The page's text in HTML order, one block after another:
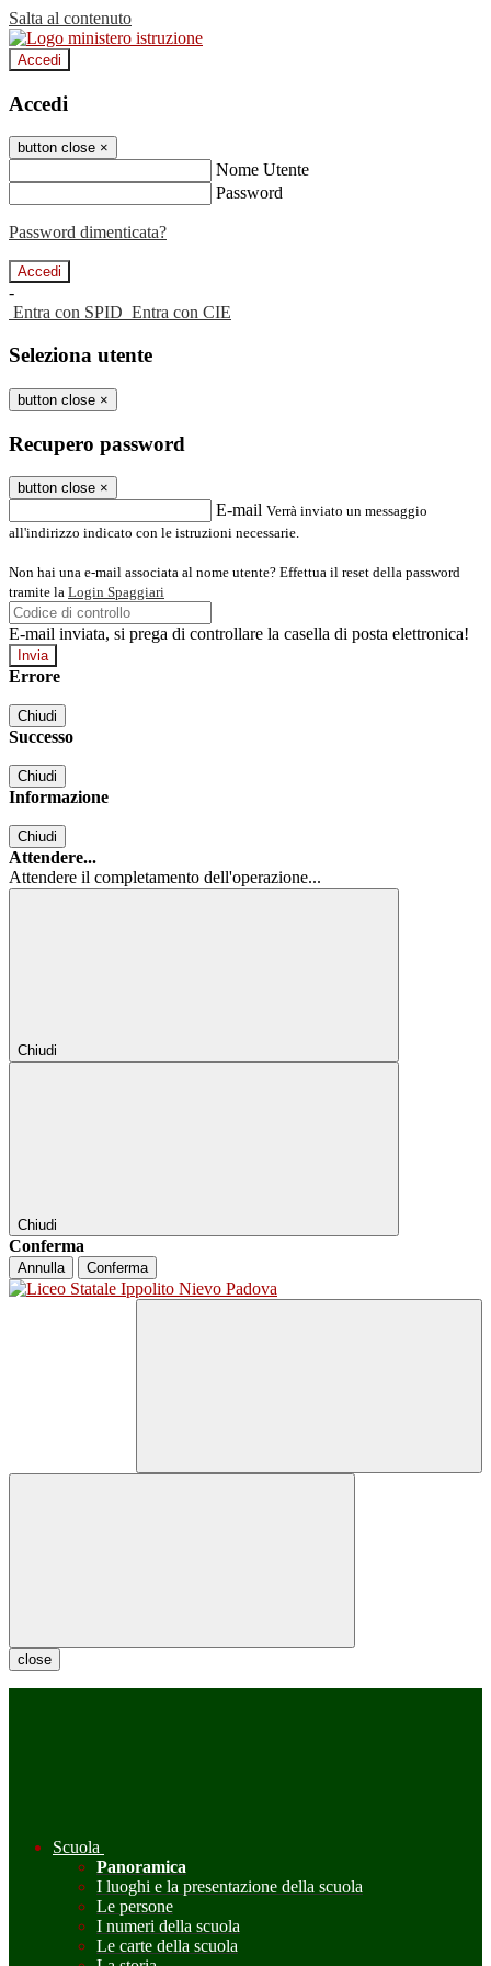
Salta al contenuto
Accedi
Accedi
button close ×
Nome Utente
Password
Password dimenticata?
-
Entra con SPID Entra con CIE
Seleziona utente
button close ×
Recupero password
button close ×
E-mail Verrà inviato un messaggio
all'indirizzo indicato con le istruzioni necessarie.
Non hai una e-mail associata al nome utente? Effettua il reset della password
tramite la Login Spaggiari
E-mail inviata, si prega di controllare la casella di posta elettronica!
Errore
Chiudi
Successo
Chiudi
Informazione
Chiudi
Attendere...
Attendere il completamento dell'operazione...
Chiudi
Chiudi
Conferma
Annulla Conferma
close
Scuola
Panoramica
I luoghi e la presentazione della scuola
Le persone
I numeri della scuola
Le carte della scuola